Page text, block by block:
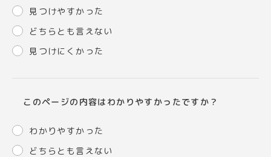
見つけやすかった
どちらとも言えない
見つけにくかった
このページの内容はわかりやすかったですか？
わかりやすかった
どちらとも言えない